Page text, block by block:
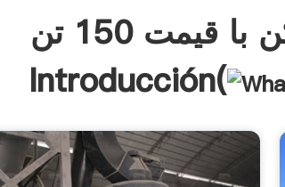
دستگاه سنگ شکن با قیمت 150 تن
Introducción(